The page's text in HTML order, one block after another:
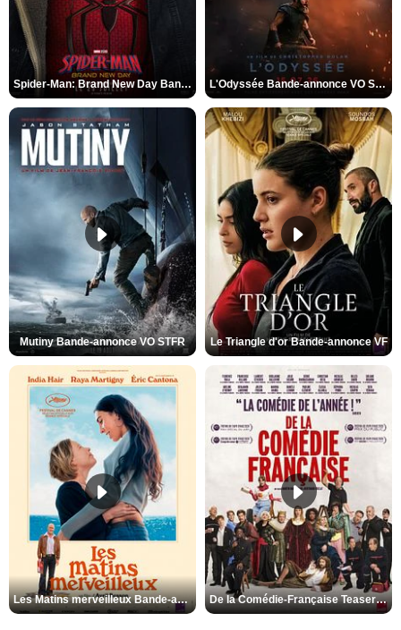
Spider-Man: Brand New Day Bande-annonce VO STFR L'Odyssée Bande-annonce VO STFR
Mutiny Bande-annonce VO STFR Le Triangle d'or Bande-annonce VF
Les Matins merveilleux Bande-annonce VF De la Comédie-Française Teaser VF